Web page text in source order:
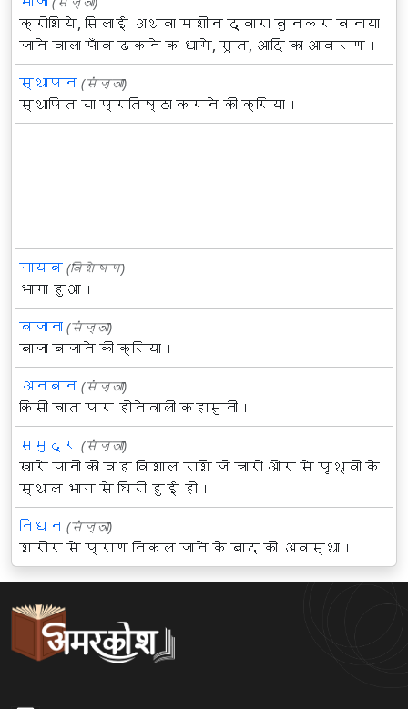
क्रोशिये, सिलाई अथवा मशीन द्वारा बुनकर बनाया
जाने वाला पाँव ढकने का धागे, सूत, आदि का आवरण।
स्थापना (संज्ञा)
स्थापित या प्रतिष्ठा करने की क्रिया।
गायब (विशेषण)
भागा हुआ।
बजाना (संज्ञा)
बाजा बजाने की क्रिया।
अनबन (संज्ञा)
किसी बात पर होनेवाली कहासुनी।
समुद्र (संज्ञा)
खारे पानी की वह विशाल राशि जो चारों ओर से पृथ्वी के
स्थल भाग से घिरी हुई हो।
निधन (संज्ञा)
शरीर से प्राण निकल जाने के बाद की अवस्था।